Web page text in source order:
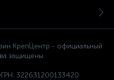
КрепЦентр - официальный
защищены.
322631200133420